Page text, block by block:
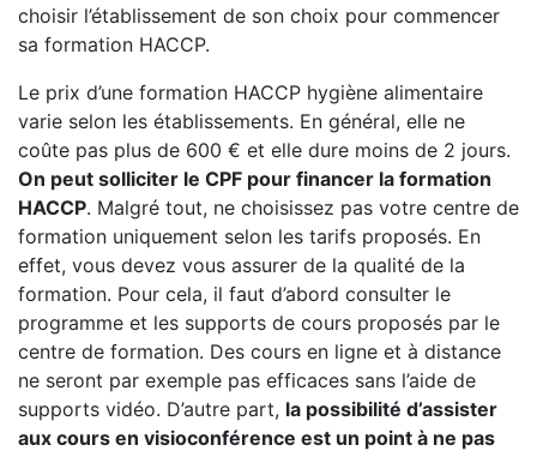
choisir l’établissement de son choix pour commencer
sa formation HACCP.
Le prix d’une formation HACCP hygiène alimentaire
varie selon les établissements. En général, elle ne
coûte pas plus de 600 € et elle dure moins de 2 jours.
On peut solliciter le CPF pour financer la formation
HACCP. Malgré tout, ne choisissez pas votre centre de
formation uniquement selon les tarifs proposés. En
effet, vous devez vous assurer de la qualité de la
formation. Pour cela, il faut d’abord consulter le
programme et les supports de cours proposés par le
centre de formation. Des cours en ligne et à distance
ne seront par exemple pas efficaces sans l’aide de
supports vidéo. D’autre part, la possibilité d’assister
aux cours en visioconférence est un point à ne pas